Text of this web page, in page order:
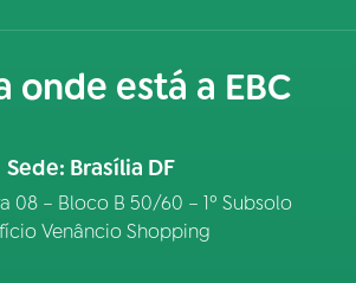
onde está a EBC
Sede: Brasília DF
08 – Bloco B 50/60 – 1º Subsolo
Venâncio Shopping